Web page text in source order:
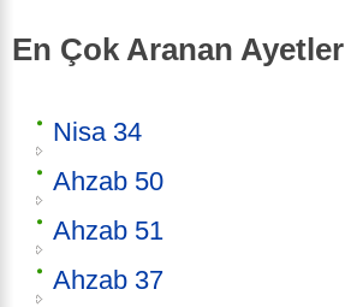
En Çok Aranan Ayetler
Nisa 34
Ahzab 50
Ahzab 51
Ahzab 37